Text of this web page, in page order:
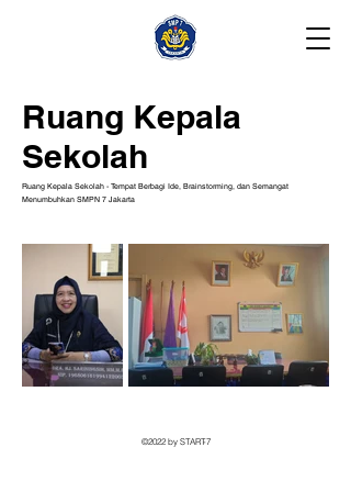
Ruang Kepala
Sekolah
Ruang Kepala Sekolah - Tempat Berbagi Ide, Brainstorming, dan Semangat
Menumbuhkan SMPN 7 Jakarta
©2022 by START-7